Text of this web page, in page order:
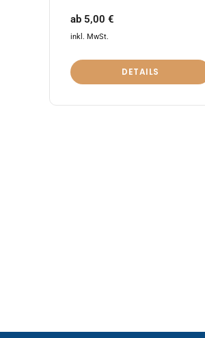
ab 5,00 €
inkl. MwSt.
DETAILS